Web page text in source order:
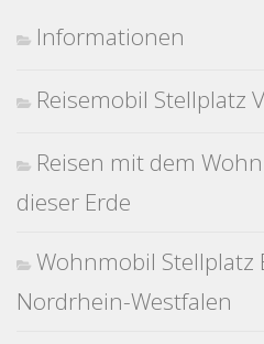
Informationen
Reisemobil Stellplatz
Reisen mit dem
dieser Erde
Wohnmobil Stellplatz
Nordrhein-Westfalen